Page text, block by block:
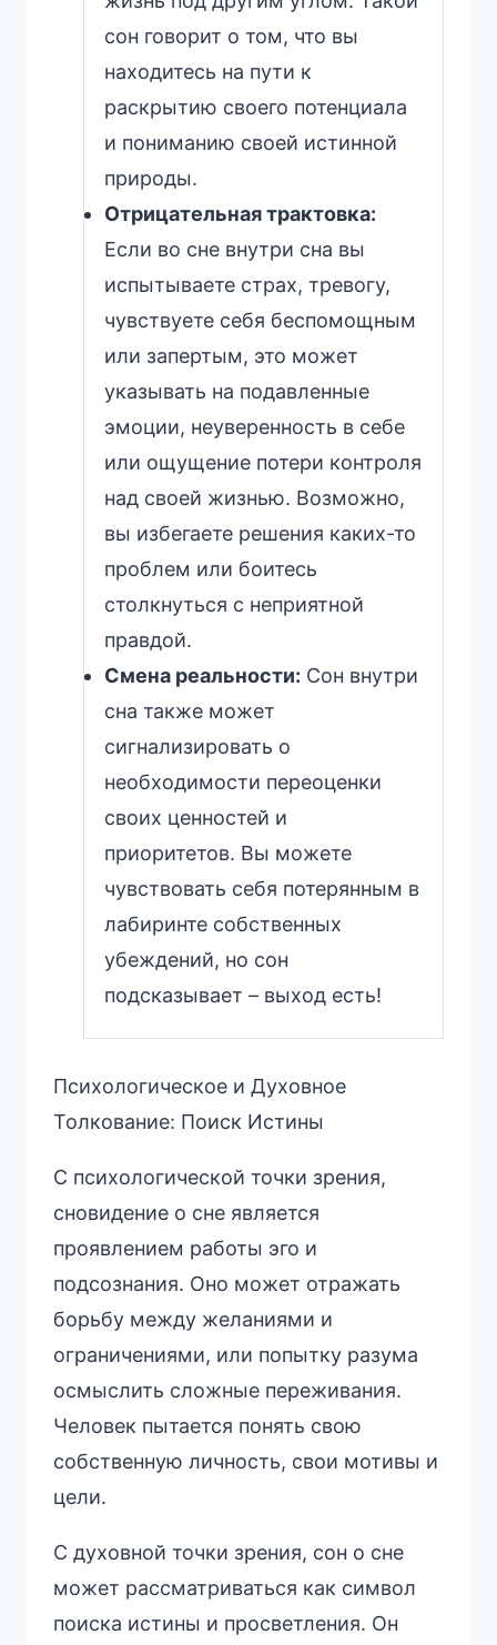
сон говорит о том, что вы
находитесь на пути к
раскрытию своего потенциала
и пониманию своей истинной
природы.
Отрицательная трактовка:
Если во сне внутри сна вы
испытываете страх, тревогу,
чувствуете себя беспомощным
или запертым, это может
указывать на подавленные
эмоции, неуверенность в себе
или ощущение потери контроля
над своей жизнью. Возможно,
вы избегаете решения каких-то
проблем или боитесь
столкнуться с неприятной
правдой.
Смена реальности: Сон внутри
сна также может
сигнализировать о
необходимости переоценки
своих ценностей и
приоритетов. Вы можете
чувствовать себя потерянным в
лабиринте собственных
убеждений, но сон
подсказывает – выход есть!
Психологическое и Духовное
Толкование: Поиск Истины
С психологической точки зрения,
сновидение о сне является
проявлением работы эго и
подсознания. Оно может отражать
борьбу между желаниями и
ограничениями, или попытку разума
осмыслить сложные переживания.
Человек пытается понять свою
собственную личность, свои мотивы и
цели.
С духовной точки зрения, сон о сне
может рассматриваться как символ
поиска истины и просветления. Он